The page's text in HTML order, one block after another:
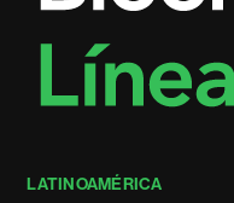
LATINOAMÉRICA